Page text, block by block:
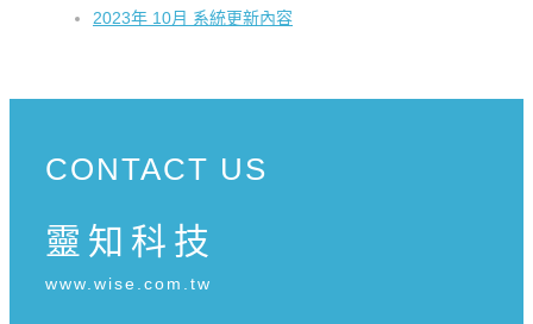
2023年 10月 系統更新內容
CONTACT US
靈知科技
www.wise.com.tw